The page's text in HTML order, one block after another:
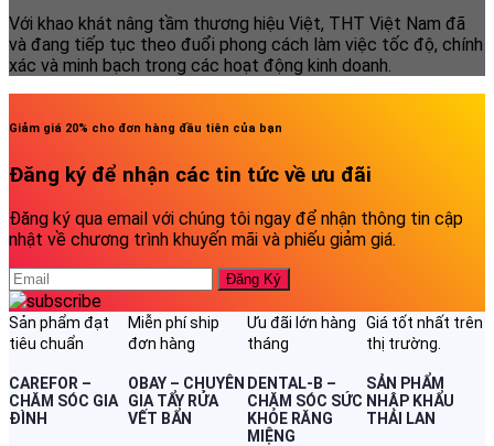
Với khao khát nâng tầm thương hiệu Việt, THT Việt Nam đã
và đang tiếp tục theo đuổi phong cách làm việc tốc độ, chính
xác và minh bạch trong các hoạt động kinh doanh.
Giảm giá 20% cho đơn hàng đầu tiên của bạn
Đăng ký để nhận các tin tức về ưu đãi
Đăng ký qua email với chúng tôi ngay để nhận thông tin cập
nhật về chương trình khuyến mãi và phiếu giảm giá.
Sản phẩm đạt
tiêu chuẩn
Miễn phí ship
đơn hàng
Ưu đãi lớn hàng
tháng
Giá tốt nhất trên
thị trường.
CAREFOR –
CHĂM SÓC GIA
ĐÌNH
OBAY – CHUYÊN
GIA TẨY RỬA
VẾT BẨN
DENTAL-B –
CHĂM SÓC SỨC
KHỎE RĂNG
MIỆNG
SẢN PHẨM
NHẬP KHẨU
THÁI LAN